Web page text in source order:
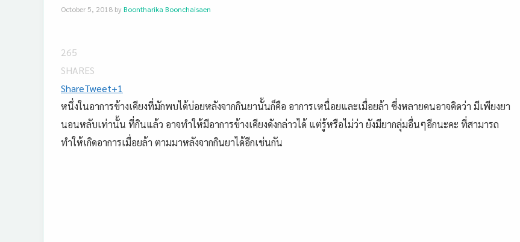
October 5, 2018 by Boontharika Boonchaisaen
265
SHARES
ShareTweet+1
หนึ่งในอาการข้างเคียงที่มักพบได้บ่อยหลังจากกินยานั้นก็คือ อาการเหนื่อยและเมื่อยล้า ซึ่งหลายคนอาจคิดว่า มีเพียงยา
นอนหลับเท่านั้น ที่กินแล้ว อาจทำให้มีอาการข้างเคียงดังกล่าวได้ แต่รู้หรือไม่ว่า ยังมียากลุ่มอื่นๆอีกนะคะ ที่สามารถ
ทำให้เกิดอาการเมื่อยล้า ตามมาหลังจากกินยาได้อีกเช่นกัน